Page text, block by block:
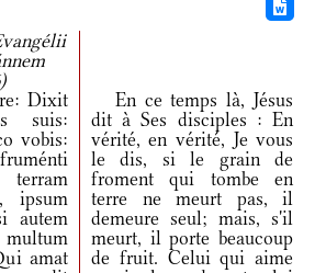
Dixit
suis:
vobis:
ipsum
autem
amat
En ce temps là, Jésus
dit à Ses disciples : En
vérité, en vérité, Je vous
le dis, si le grain de
froment qui tombe en
terre ne meurt pas, il
demeure seul; mais, s'il
meurt, il porte beaucoup
de fruit. Celui qui aime